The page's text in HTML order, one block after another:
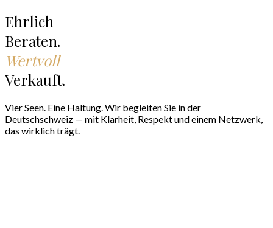
Ehrlich
Beraten.
Wertvoll
Verkauft.
Vier Seen. Eine Haltung. Wir begleiten Sie in der
Deutschschweiz — mit Klarheit, Respekt und einem Netzwerk,
das wirklich trägt.